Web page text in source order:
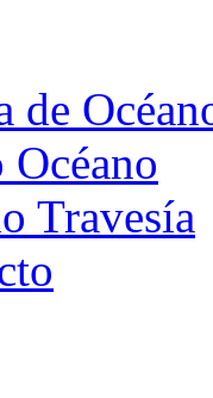
de
Travesía